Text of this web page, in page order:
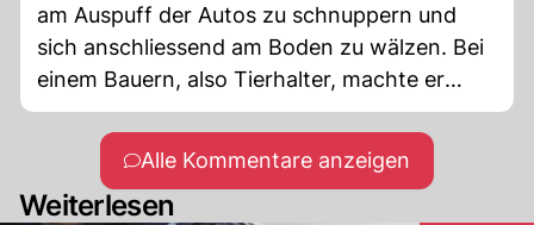
am Auspuff der Autos zu schnuppern und
sich anschliessend am Boden zu wälzen. Bei
einem Bauern, also Tierhalter, machte er
dasselbe mit der Ausnahme neben dem Auto,
alle 4 Hufe waren 3cm unter der Karosserie,
er öffnete kurz die Türe, löste die
Handbremse und das Hinterrad rollte über
Alle Kommentare anzeigen
Weiterlesen